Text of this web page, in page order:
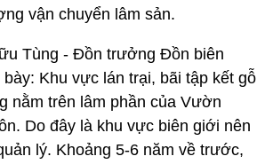
vận chuyển lâm sản.
Tùng - Đồn trưởng Đồn biên
Khu vực lán trại, bãi tập kết gỗ
nằm trên lâm phần của Vườn
Do đây là khu vực biên giới nên
lý. Khoảng 5-6 năm về trước,